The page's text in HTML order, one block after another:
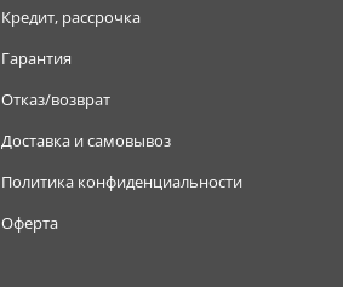
Кредит, рассрочка
Гарантия
Отказ/возврат
Доставка и самовывоз
Политика конфиденциальности
Оферта